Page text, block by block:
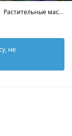
Растительные масла
не